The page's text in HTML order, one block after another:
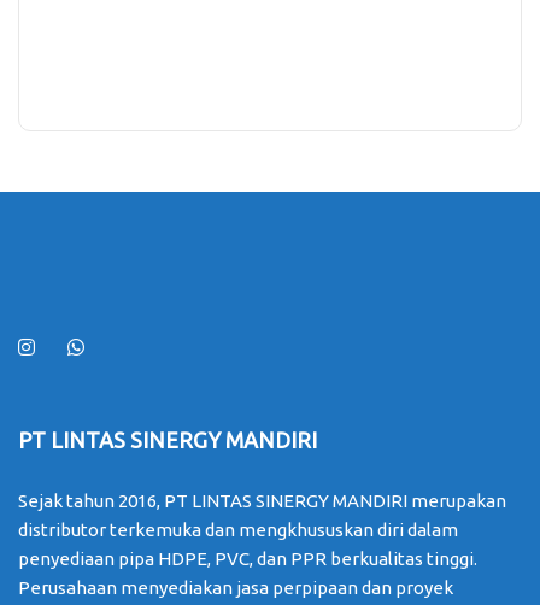
PT LINTAS SINERGY MANDIRI
Sejak tahun 2016, PT LINTAS SINERGY MANDIRI merupakan
distributor terkemuka dan mengkhususkan diri dalam
penyediaan pipa HDPE, PVC, dan PPR berkualitas tinggi.
Perusahaan menyediakan jasa perpipaan dan proyek